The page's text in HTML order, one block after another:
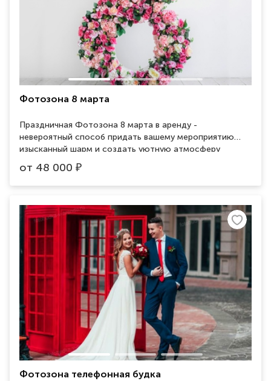
Фотозона 8 марта
Праздничная Фотозона 8 марта в аренду -
невероятный способ придать вашему мероприятию
изысканный шарм и создать уютную атмосферу
праздника. Украсьте пространство красочными
элементами, отражающими весенний настрой, и
сделайте праздник незабываемым. Добавьте штрихи
аренду для неповторимых фотографий и теплых
воспоминаний.
от 48 000 ₽
Фотозона телефонная будка